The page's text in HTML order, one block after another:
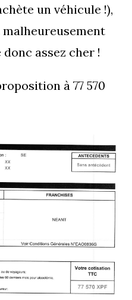
un véhicule !),
malheureusement
assez cher !
à 77 570